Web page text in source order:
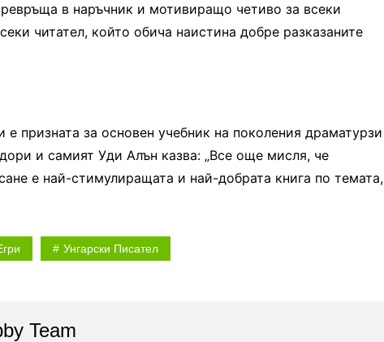
в наръчник и мотивиращо четиво за всеки
читател, който обича наистина добре разказаните
призната за основен учебник на поколения драматурзи
и самият Уди Алън казва: „Все още мисля, че
е най-стимулиращата и най-добрата книга по темата,
Унгарски Писател
Team